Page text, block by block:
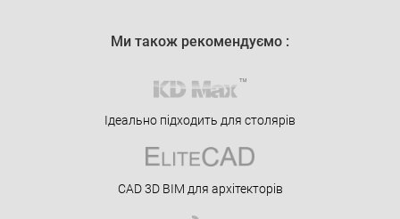
Ми також рекомендуємо :
Ідеально підходить для столярів
CAD 3D BIM для архітекторів